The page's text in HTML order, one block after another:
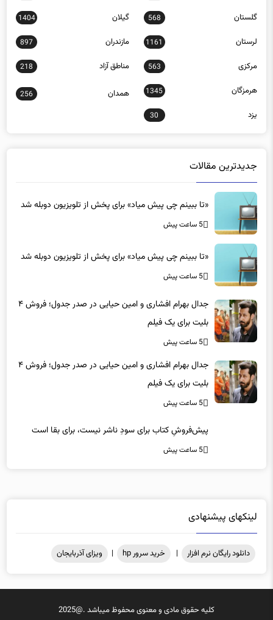
گلستان 568 گیلان 1404
لرستان 1161 مازندران 897
مرکزی 563 مناطق آزاد 218
هرمزگان 1345 همدان 256
یزد 30
جدیدترین مقالات
«تا ببینم چی پیش میاد» برای پخش از تلویزیون دوبله شد
5 ساعت پیش
«تا ببینم چی پیش میاد» برای پخش از تلویزیون دوبله شد
5 ساعت پیش
جدال بهرام افشاری و امین حیایی در صدر جدول؛ فروش ۴
بلیت برای یک فیلم
5 ساعت پیش
جدال بهرام افشاری و امین حیایی در صدر جدول؛ فروش ۴
بلیت برای یک فیلم
5 ساعت پیش
پیش‌فروشِ کتاب برای سودِ ناشر نیست، برای بقا است
5 ساعت پیش
لینکهای پیشنهادی
دانلود رایگان نرم افزار | خرید سرور hp | ویزای آذربایجان
کلیه حقوق مادی و معنوی محفوظ میباشد .@2025